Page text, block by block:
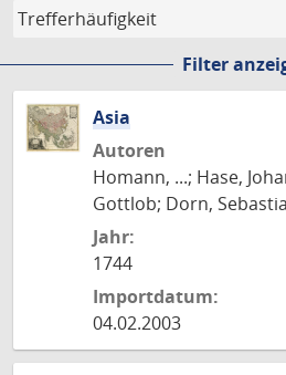
Filter
Asia
Autoren
Homann, ...; Hase,
Gottlob; Dorn,
Jahr:
1744
Importdatum:
04.02.2003